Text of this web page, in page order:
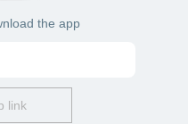
the app
link